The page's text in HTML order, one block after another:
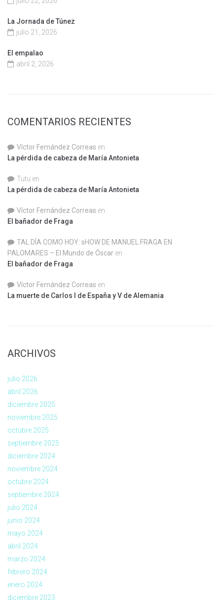
La Jornada de Túnez
julio 21, 2026
El empalao
abril 2, 2026
COMENTARIOS RECIENTES
Víctor Fernández Correas en
La pérdida de cabeza de María Antonieta
Tutu en
La pérdida de cabeza de María Antonieta
Víctor Fernández Correas en
El bañador de Fraga
TAL DÍA COMO HOY: sHOW DE MANUEL FRAGA EN
PALOMARES – El Mundo de Óscar en
El bañador de Fraga
Víctor Fernández Correas en
La muerte de Carlos I de España y V de Alemania
ARCHIVOS
julio 2026
abril 2026
diciembre 2025
noviembre 2025
octubre 2025
septiembre 2025
diciembre 2024
noviembre 2024
octubre 2024
septiembre 2024
julio 2024
junio 2024
mayo 2024
abril 2024
marzo 2024
febrero 2024
enero 2024
diciembre 2023